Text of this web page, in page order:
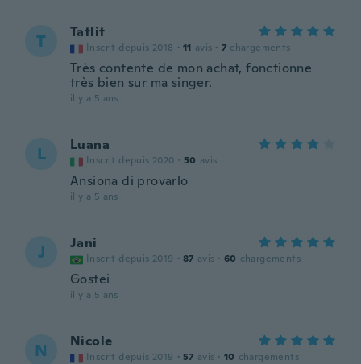
T Tatlit
Inscrit depuis 2018 · 11 avis · 7 chargements
Très contente de mon achat, fonctionne
très bien sur ma singer.
il y a 5 ans
L Luana
Inscrit depuis 2020 · 50 avis
Ansiona di provarlo
il y a 5 ans
J Jani
Inscrit depuis 2019 · 87 avis · 60 chargements
Gostei
il y a 5 ans
N Nicole
Inscrit depuis 2019 · 57 avis · 10 chargements